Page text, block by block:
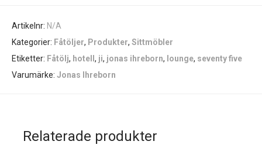
Artikelnr: N/A
Kategorier: Fåtöljer, Produkter, Sittmöbler
Etiketter: Fåtölj, hotell , ji, jonas ihreborn, lounge, seventy five
Varumärke: Jonas Ihreborn
Relaterade produkter